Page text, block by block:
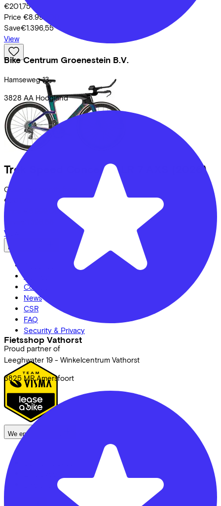
Bike Centrum Groenestein B.V.
Hamseweg 13
3828 AA Hoogland
Fietsshop Vathorst
Leeghwater 19 - Winkelcentrum Vathorst
3825 MR Amersfoort
€201,75
Price €8.999,00
Save€1.396,55
View
Trek Speed Concept SLR 7 AXS (2026)
Costs per month from
€201,75
Price
€8.999,00
Save
View
Lease a Bike
Contact
News
CSR
FAQ
Security & Privacy
Proud partner of
We enable mobility
Bike shops